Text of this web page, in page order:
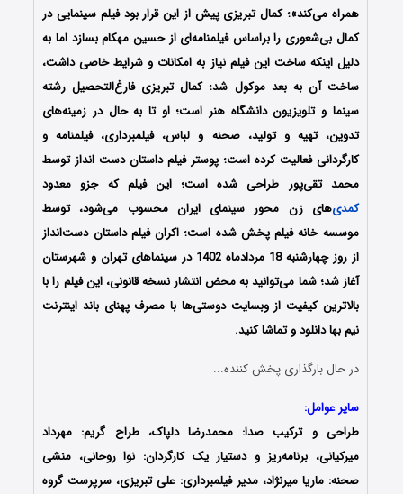
همراه می‌کند»؛ کمال تبریزی پیش از این قرار بود فیلم سینمایی در
کمال بی‌شعوری را براساس فیلمنامه‌ای از حسین مهکام بسازد اما به
دلیل اینکه ساخت این فیلم نیاز به امکانات و شرایط خاصی داشت،
ساخت آن به بعد موکول شد؛ کمال تبریزی فارغ‌التحصیل رشته
سینما و تلویزیون دانشگاه هنر است؛ او تا به حال در زمینه‌های
تدوین، تهیه و تولید، صحنه و لباس، فیلمبرداری، فیلمنامه و
کارگردانی فعالیت کرده‌ است؛ پوستر فیلم داستان دست انداز توسط
محمد تقی‌پور طراحی شده است؛ این فیلم که جزو معدود
کمدی‌های زن محور سینمای ایران محسوب می‌شود، توسط
موسسه خانه فیلم پخش شده است؛ اکران فیلم داستان دست‌انداز
از روز چهارشنبه 18 مردادماه 1402 در سینماهای تهران و شهرستان
آغاز شد؛ شما می‌توانید به محض انتشار نسخه قانونی، این فیلم را با
بالاترین کیفیت از وبسایت دوستی‌ها با مصرف پهنای باند اینترنت
نیم بها دانلود و تماشا کنید.
در حال بارگذاری پخش کننده...
سایر عوامل:
طراحی و ترکیب صدا: محمدرضا دلپاک، طراح گریم: مهرداد
میرکیانی، برنامه‌ریز و دستیار یک کارگردان: نوا روحانی، منشی
صحنه: ماریا میرنژاد، مدیر فیلمبرداری: علی تبریزی، سرپرست گروه